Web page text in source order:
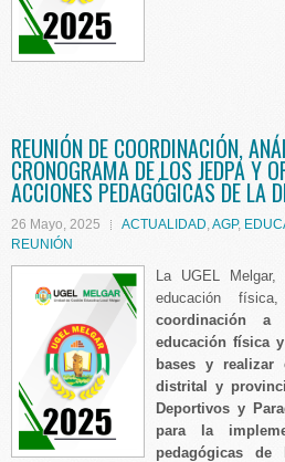
REUNIÓN DE COORDINACIÓN,
CRONOGRAMA DE LOS JEDPA Y
ACCIONES PEDAGÓGICAS DE LA
26 Mayo, 2025 ACTUALIDAD,AGP,
REUNIÓN
La UGEL
educación
coordinación a
educación física
bases y realizar
distrital y
Deportivos y
para la
pedagógicas de